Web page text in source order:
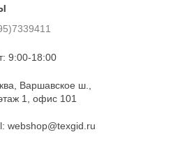
9:00-18:00
Варшавское ш.,
1, офис 101
webshop@texgid.ru